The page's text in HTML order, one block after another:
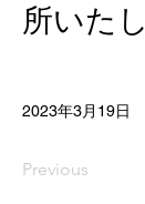
所いた
2023年3月19日
Previous